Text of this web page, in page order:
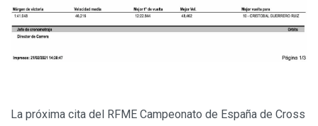
La próxima cita del RFME Campeonato de España de Cross